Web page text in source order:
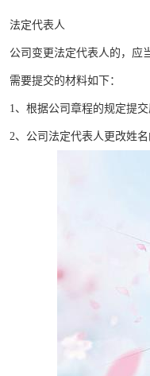
法定代表人
公司变更法定代表人的，应
需要提交的材料如下：
1、根据公司章程的规定提
2、公司法定代表人更改姓